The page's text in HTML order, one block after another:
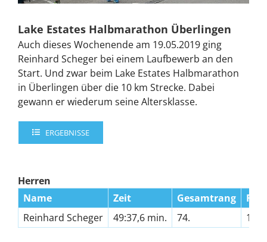
Lake Estates Halbmarathon Überlingen
Auch dieses Wochenende am 19.05.2019 ging
Reinhard Scheger bei einem Laufbewerb an den
Start. Und zwar beim Lake Estates Halbmarathon
in Überlingen über die 10 km Strecke. Dabei
gewann er wiederum seine Altersklasse.
ERGEBNISSE
Herren
Name
Zeit Gesamtrang
Reinhard Scheger
49:37,6 min. 74. 1.